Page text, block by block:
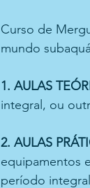
Curso de
mundo
1. AULAS
integral, ou
2. AULAS
equipamentos
período